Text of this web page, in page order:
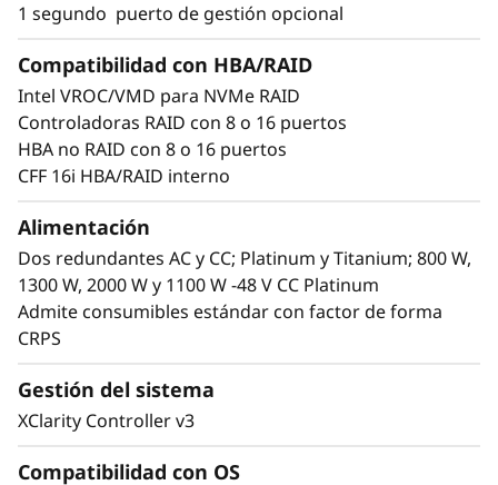
Con el más reciente PCIe 5.0, memoria DDR5
de mayor velocidad, módulos MRDIMM y
tecnología CXL 2.0, el ThinkSystem SR630 V4
ofrece un ancho de banda para aplicaciones
dos veces mayor, y es la opción ideal para
tareas con uso intensivo de computación
como HPC, 5G Core de Telco y transacciones
web, modelado y simulación.
1 segundo puerto de gestión opcional
Compatibilidad con HBA/RAID
Intel VROC/VMD para NVMe RAID
Controladoras RAID con 8 o 16 puertos
HBA no RAID con 8 o 16 puertos
CFF 16i HBA/RAID interno
Alimentación
Dos redundantes AC y CC; Platinum y Titanium; 800 W,
1300 W, 2000 W y 1100 W -48 V CC Platinum
Admite consumibles estándar con factor de forma
CRPS
Gestión del sistema
XClarity Controller v3
Compatibilidad con OS